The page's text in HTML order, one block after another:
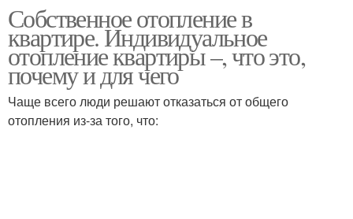
Водяное отопление
отопление
Законы об отоплении Отопление в квартирах
Собственное отопление в
квартире. Индивидуальное
отопление квартиры –, что это,
почему и для чего
Чаще всего люди решают отказаться от общего
отопления из-за того, что: